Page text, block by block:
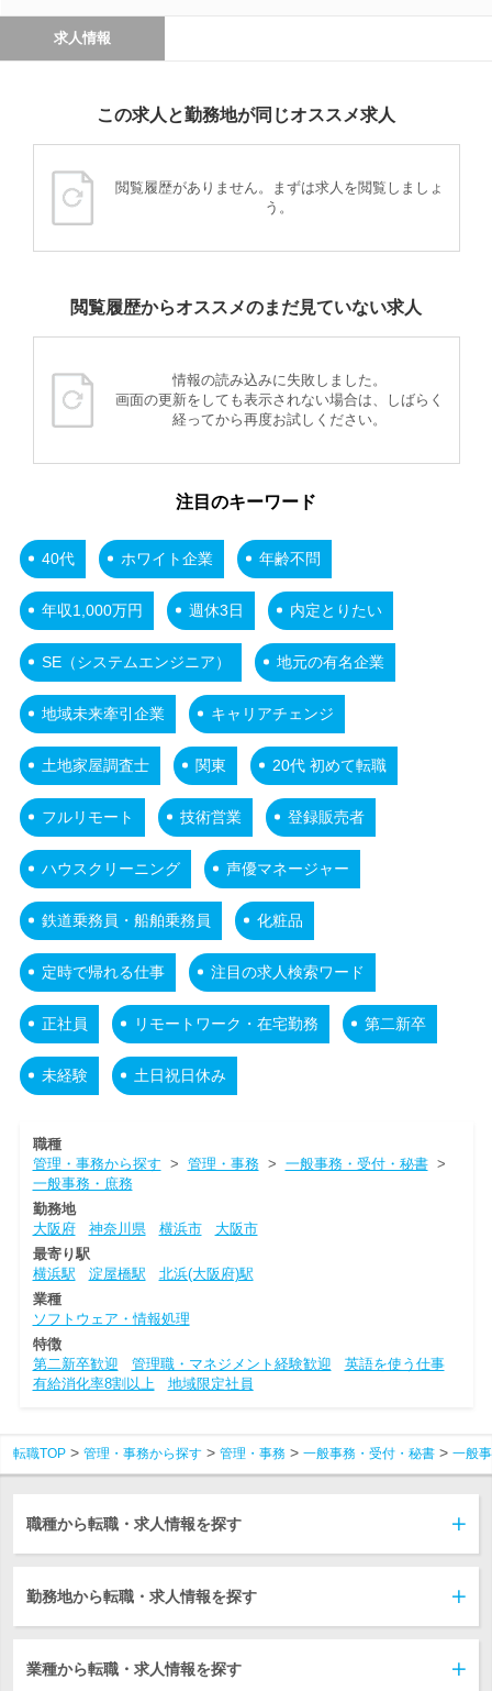
求人情報
この求人と勤務地が同じオススメ求人
閲覧履歴がありません。まずは求人を閲覧しましょ
う。
閲覧履歴からオススメのまだ見ていない求人
情報の読み込みに失敗しました。
画面の更新をしても表示されない場合は、しばらく
経ってから再度お試しください。
注目のキーワード
40代 ホワイト企業 年齢不問
年収1,000万円 週休3日 内定とりたい
SE（システムエンジニア） 地元の有名企業
地域未来牽引企業 キャリアチェンジ
土地家屋調査士 関東 20代 初めて転職
フルリモート 技術営業 登録販売者
ハウスクリーニング 声優マネージャー
鉄道乗務員・船舶乗務員 化粧品
定時で帰れる仕事 注目の求人検索ワード
正社員 リモートワーク・在宅勤務 第二新卒
未経験 土日祝日休み
職種
管理・事務から探す > 管理・事務> 一般事務・受付・秘書>
一般事務・庶務
勤務地
大阪府
神奈川県 横浜市
大阪市
最寄り駅
横浜駅
淀屋橋駅
北浜(大阪府)駅
業種
ソフトウェア・情報処理
特徴
第二新卒歓迎
管理職・マネジメント経験歓迎
英語を使う仕事
有給消化率8割以上
地域限定社員
転職TOP 管理・事務から探す 管理・事務 一般事務・受付・秘書 一般
職種から転職・求人情報を探す
勤務地から転職・求人情報を探す
業種から転職・求人情報を探す